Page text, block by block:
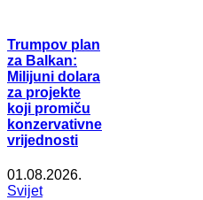
Trumpov plan
za Balkan:
Milijuni dolara
za projekte
koji promiču
konzervativne
vrijednosti
01.08.2026.
Svijet